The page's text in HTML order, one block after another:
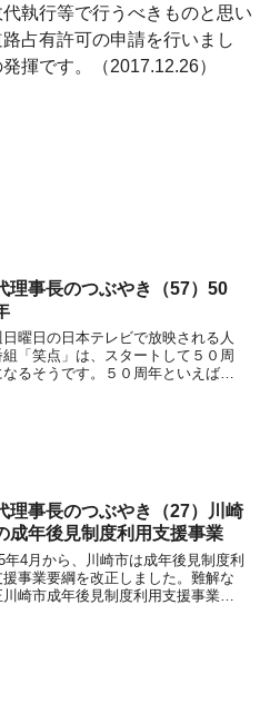
執行等で行うべきものと思い
占有許可の申請を行いまし
揮です。（2017.12.26）
理事長のつぶやき（57）50
日曜日の日本テレビで放映される人
組「笑点」は、スタートして５０周
なるそうです。５０周年といえば、
理事長のつぶやき（27）川崎
成年後見制度利用支援事業
年4月から、川崎市は成年後見制度利
援事業要綱を改正しました。難解な
川崎市成年後見制度利用支援事業要